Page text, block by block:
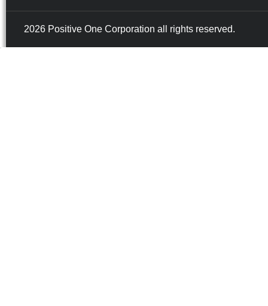
2026 Positive One Corporation all rights reserved.